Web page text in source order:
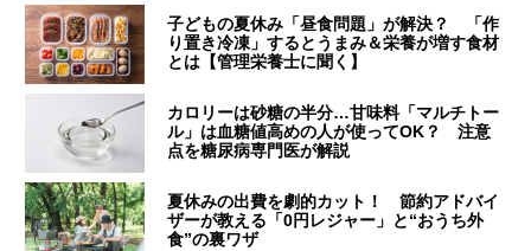
子どもの夏休み「昼食問題」が解決？ 「作
り置き冷凍」するとうまみ＆栄養が増す食材
とは【管理栄養士に聞く】
カロリーは砂糖の半分…甘味料「マルチトー
ル」は血糖値高めの人が使ってOK？ 注意
点を糖尿病専門医が解説
夏休みの出費を劇的カット！ 節約アドバイ
ザーが教える「0円レジャー」と“おうち外
食”の裏ワザ